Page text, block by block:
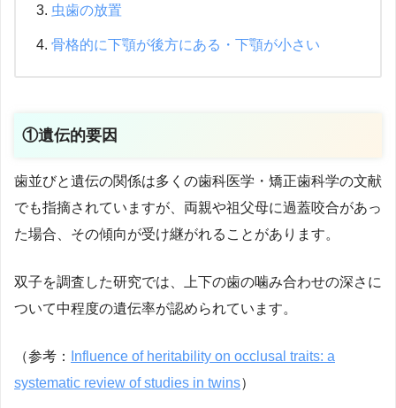
虫歯の放置
骨格的に下顎が後方にある・下顎が小さい
①遺伝的要因
歯並びと遺伝の関係は多くの歯科医学・矯正歯科学の文献
でも指摘されていますが、両親や祖父母に過蓋咬合があっ
た場合、その傾向が受け継がれることがあります。
双子を調査した研究では、上下の歯の噛み合わせの深さに
ついて中程度の遺伝率が認められています。
（参考：
Influence of heritability on occlusal traits: a
systematic review of studies in twins）